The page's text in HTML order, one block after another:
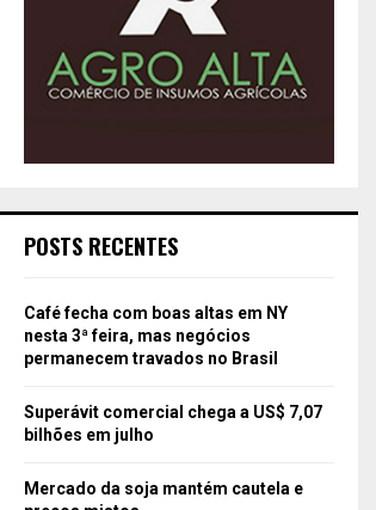
POSTS RECENTES
Café fecha com boas altas em NY
nesta 3ª feira, mas negócios
permanecem travados no Brasil
Superávit comercial chega a US$ 7,07
bilhões em julho
Mercado da soja mantém cautela e